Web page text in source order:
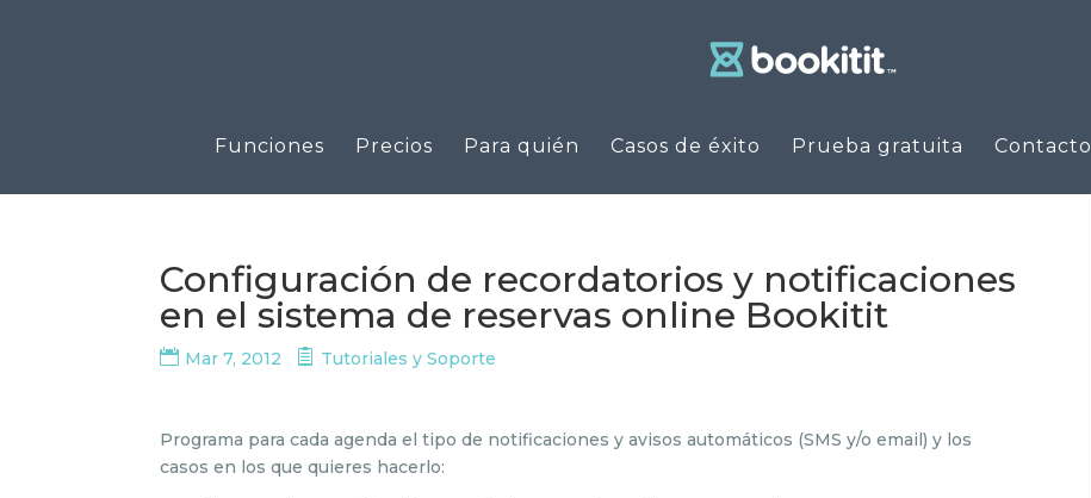
Funciones Precios Para quién Casos de éxito Prueba gratuita Contacto
Configuración de recordatorios y notificaciones
en el sistema de reservas online Bookitit
Mar 7, 2012 Tutoriales y Soporte
Programa para cada agenda el tipo de notificaciones y avisos automáticos (SMS y/o email) y los
casos en los que quieres hacerlo: